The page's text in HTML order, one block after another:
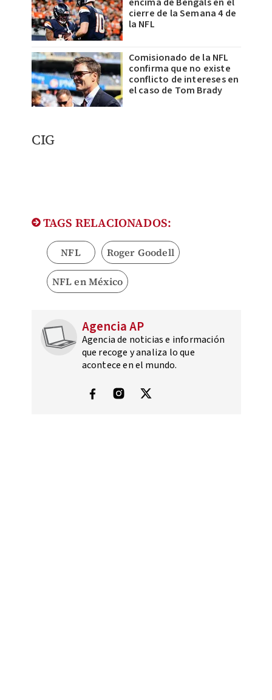
cierre de la Semana 4 de
la NFL
Comisionado de la NFL
confirma que no existe
conflicto de intereses en
el caso de Tom Brady
CIG
TAGS RELACIONADOS:
NFL Roger Goodell
NFL en México
Agencia AP
Agencia de noticias e información
que recoge y analiza lo que
acontece en el mundo.